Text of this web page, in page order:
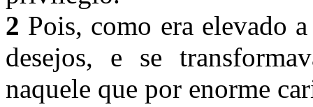
2 Pois, como era elevado
desejos, e se
naquele que por enorme